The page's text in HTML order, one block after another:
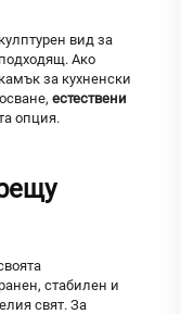
вид за
Ако
за кухненски
естествени
опция.
стабилен и
свят. За